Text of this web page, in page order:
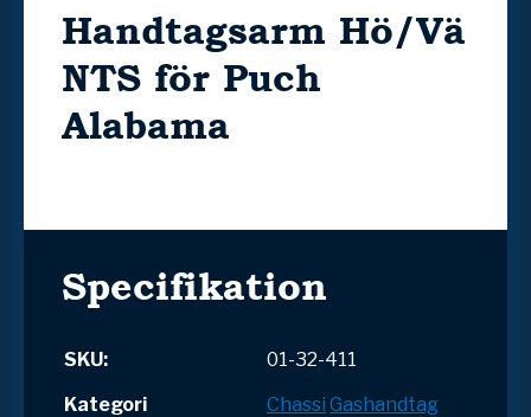
Handtagsarm Hö/Vä
NTS för Puch
Alabama
Specifikation
SKU:
01-32-411
Kategori
Chassi Gashandtag